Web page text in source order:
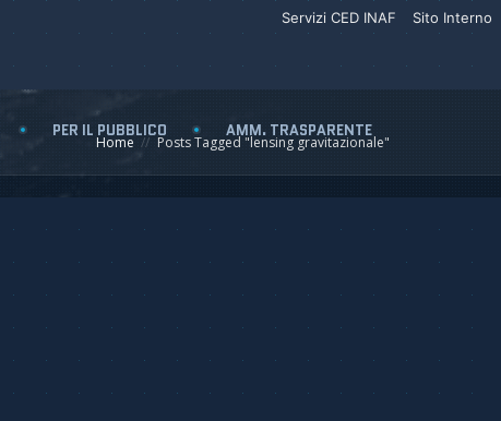
Sito Interno
Servizi CED INAF
PER IL PUBBLICO AMM. TRASPARENTE
Home Posts Tagged "lensing gravitazionale"